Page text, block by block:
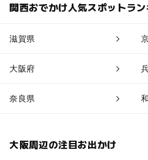
関西おでかけ人気スポットラ
滋賀県
大阪府
奈良県
大阪周辺の注目お出かけ